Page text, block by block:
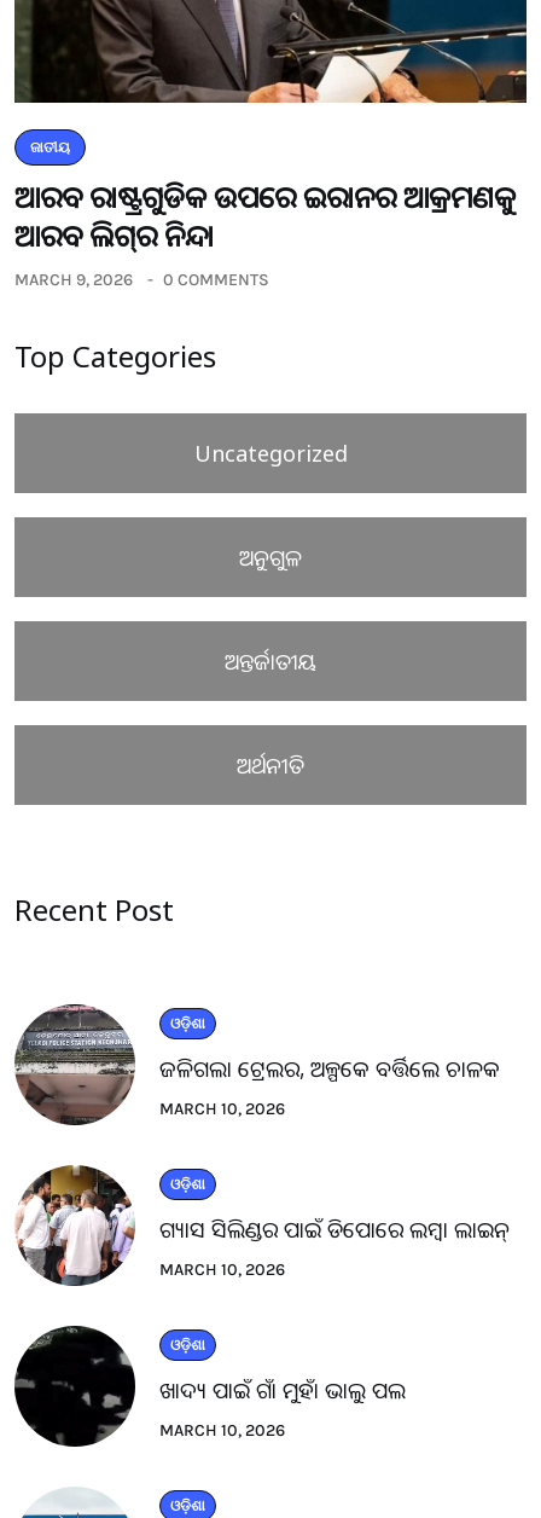
ଜାତୀୟ
ଆରବ ରାଷ୍ଟ୍ରଗୁଡିକ ଉପରେ ଇରାନର ଆକ୍ରମଣକୁ
ଆରବ ଲିଗ୍‌ର ନିନ୍ଦା
MARCH 9, 2026 0 COMMENTS
Top Categories
Uncategorized
ଅନୁଗୁଳ
ଅନ୍ତର୍ଜାତୀୟ
ଅର୍ଥନୀତି
Recent Post
ଓଡ଼ିଶା
ଜଳିଗଲା ଟ୍ରେଲର, ଅଳ୍ପକେ ବର୍ତ୍ତିଲେ ଚାଳକ
MARCH 10, 2026
ଓଡ଼ିଶା
ଗ୍ୟାସ ସିଲିଣ୍ଡର ପାଇଁ ଡିପୋରେ ଲମ୍ବା ଲାଇନ୍
MARCH 10, 2026
ଓଡ଼ିଶା
ଖାଦ୍ୟ ପାଇଁ ଗାଁ ମୁହାଁ ଭାଲୁ ପଲ
MARCH 10, 2026
ଓଡ଼ିଶା